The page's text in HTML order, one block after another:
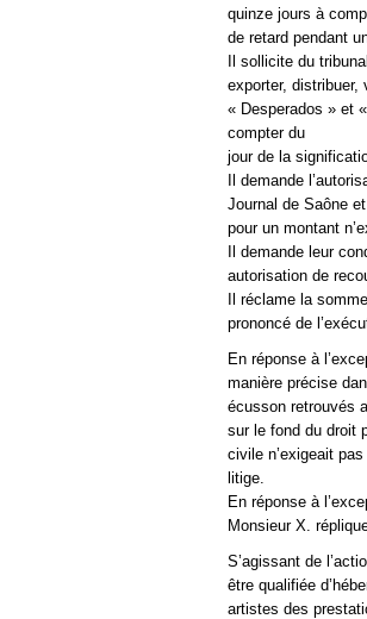
quinze jours à
de retard pendant
Il sollicite du
exporter, distribuer,
« Desperados » et
compter du
jour de la
Il demande
Journal de Saône
pour un montant
Il demande leur
autorisation de
Il réclame la
prononcé de
En réponse à
manière précise
écusson retrouvés
sur le fond du droit
civile n’exigeait
litige.
En réponse à
Monsieur X.
S’agissant de
être qualifiée
artistes des